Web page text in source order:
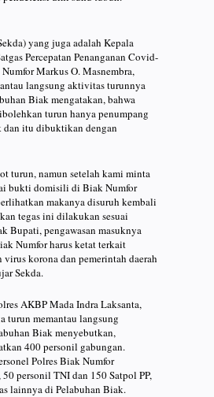
yang juga adalah Kepala
Percepatan Penanganan Covid-
Markus O. Masnembra,
langsung aktivitas turunnya
Biak mengatakan, bahwa
turun hanya penumpang
dan itu dibuktikan dengan
turun, namun setelah kami minta
bukti domisili di Biak Numfor
makanya disuruh kembali
tegas ini dilakukan sesuai
Bupati, pengawasan masuknya
Numfor harus ketat terkait
virus korona dan pemerintah daerah
Sekda.
AKBP Mada Indra Laksanta,
turun memantau langsung
Biak menyebutkan,
400 personil gabungan.
Polres Biak Numfor
personil TNI dan 150 Satpol PP,
lainnya di Pelabuhan Biak.